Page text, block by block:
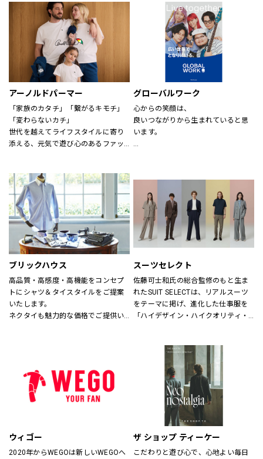
アーノルドパーマー
「家族のカタチ」「繋がるキモチ」
「変わらないカチ」
世代を越えてライフスタイルに寄り
添える、元気で遊び心のあるファッ
れている「アーノルド パーマー」で
す。
※イーアスつくば店ではキッズの取
扱いはございません。
グローバルワーク
心からの笑顔は、
良いつながりから生まれていると思
います。
あなたの大切な人と、もっと笑顔に
なれる服を。
心地よさや好感を大切にした
“Good Feeling Wear”で
そんなつながりを、笑顔を、つくり
続けます。
ともに生きよう
ブリックハウス
高品質・高感度・高機能をコンセプ
トにシャツ＆タイスタイルをご提案
いたします。
ネクタイも魅力的な価格でご提供い
い。
スーツセレクト
佐藤可士和氏の総合監修のもと生ま
れたSUIT SELECTは、リアルスーツ
をテーマに掲げ、進化した仕事服を
「ハイデザイン・ハイクオリティ・
しいビジネスユースな仕事服として
提案しています。
“選ぶ・着る・楽しむ”をテーマに
「合理的に選ぶ事」「楽しく選ぶ
事」その両者がまったく矛盾しない
事を証明する、スーツの新しい買い
方そのものをデザインしたショップ
です。
ウィゴー
2020年からWEGOは新しいWEGOへ
ザ ショップ ティーケー
こだわりと遊び心で、心地よい毎日